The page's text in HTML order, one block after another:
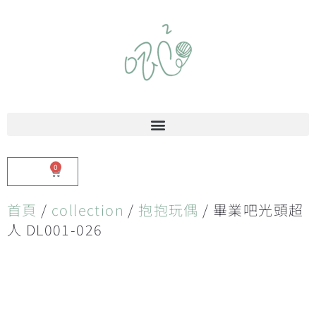
0
首頁 / collection /抱抱玩偶 / 畢業吧光頭超
人 DL001-026